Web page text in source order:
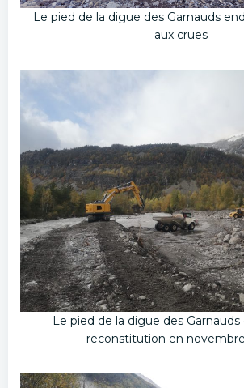
Le pied de la digue des Garnauds
aux crues
Le pied de la digue des Garnauds
reconstitution en